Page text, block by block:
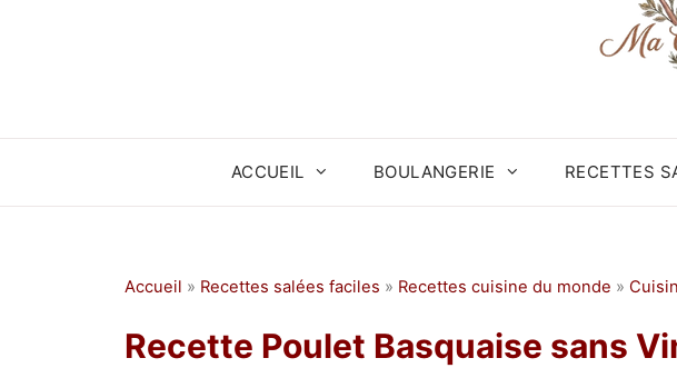
ACCUEIL BOULANGERIE RECETTES
Accueil » Recettes salées faciles » Recettes cuisine du monde »
Recette Poulet Basquaise sans